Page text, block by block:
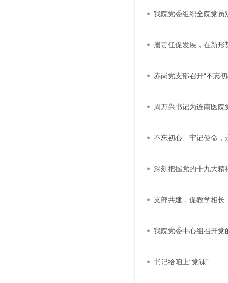
我院党委组织全院党员
履责任促发展，在新
赤岗党支部召开“不忘
周万兴书记为连南医
不忘初心、牢记使命，
深刻把握党的十九大精
支部共建，促教学相长
我院党委中心组召开党
书记给咱上“党课”